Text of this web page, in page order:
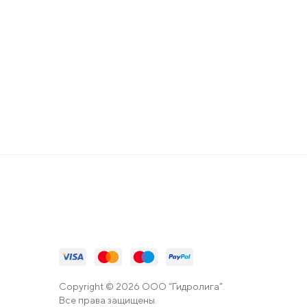
Copyright © 2026 ООО “Гидролига”.
Все права защищены.